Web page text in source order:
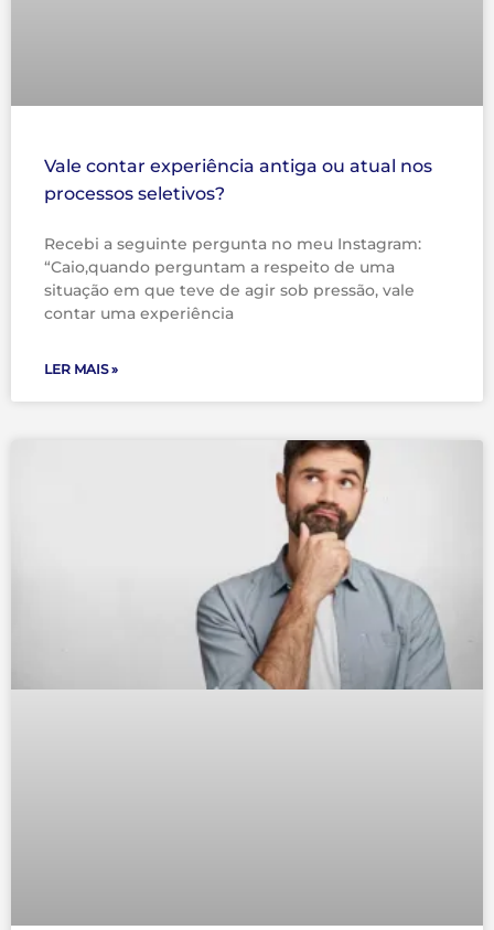
Vale contar experiência antiga ou atual nos
processos seletivos?
Recebi a seguinte pergunta no meu Instagram:
“Caio,quando perguntam a respeito de uma
situação em que teve de agir sob pressão, vale
contar uma experiência
LER MAIS »